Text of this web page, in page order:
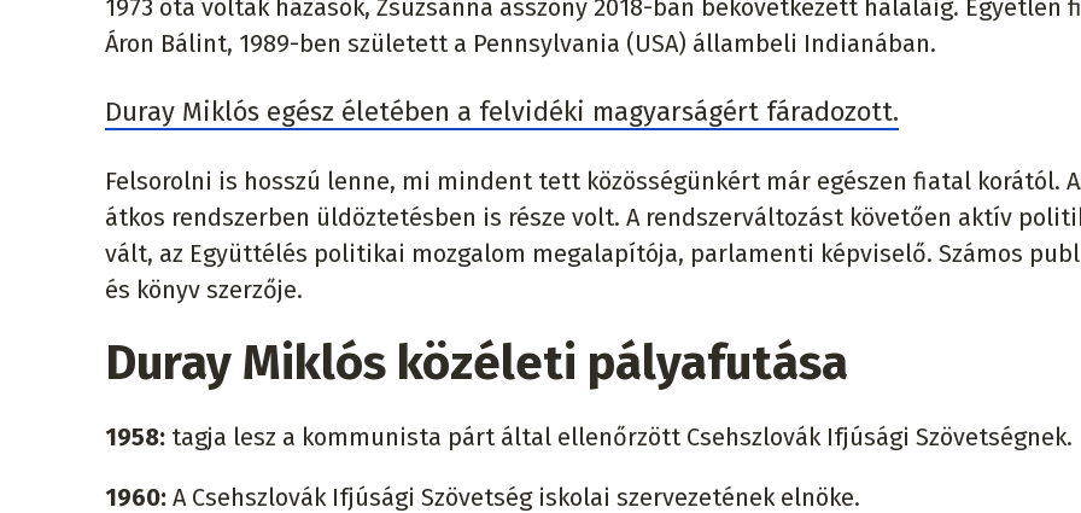
1973 óta voltak házasok, Zsuzsanna asszony 2018-ban bekövetkezett haláláig. Egyetlen
Áron Bálint, 1989-ben született a Pennsylvania (USA) állambeli Indianában.
Duray Miklós egész életében a felvidéki magyarságért fáradozott.
Felsorolni is hosszú lenne, mi mindent tett közösségünkért már egészen fiatal korától.
átkos rendszerben üldöztetésben is része volt. A rendszerváltozást követően aktív
vált, az Együttélés politikai mozgalom megalapítója, parlamenti képviselő. Számos
és könyv szerzője.
Duray Miklós közéleti pályafutása
1958: tagja lesz a kommunista párt által ellenőrzött Csehszlovák Ifjúsági Szövetségnek.
1960: A Csehszlovák Ifjúsági Szövetség iskolai szervezetének elnöke.